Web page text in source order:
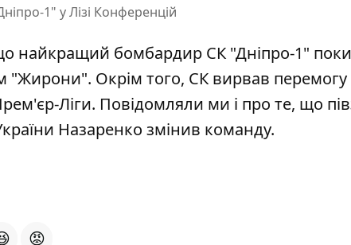
1" у Лізі Конференцій
найкращий бомбардир СК "Дніпро-1"
"Жирони". Окрім того, СК вирвав перемогу
Ліги. Повідомляли ми і про те, що
Назаренко змінив команду.
😡